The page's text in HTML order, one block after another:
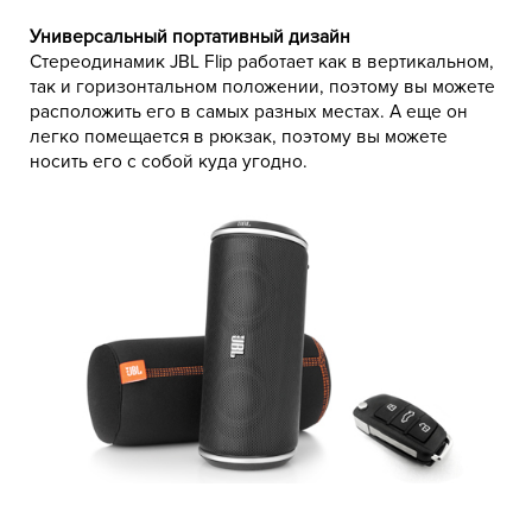
Универсальный портативный дизайн
Стереодинамик JBL Flip работает как в вертикальном,
так и горизонтальном положении, поэтому вы можете
расположить его в самых разных местах. А еще он
легко помещается в рюкзак, поэтому вы можете
носить его с собой куда угодно.